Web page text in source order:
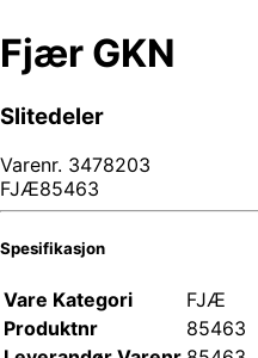
Fjær GKN
Slitedeler
Varenr. 3478203
FJÆ85463
Spesifikasjon
Vare Kategori
FJÆ
Produktnr
85463